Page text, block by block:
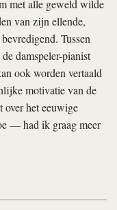
met alle geweld wilde
van zijn ellende,
Tussen
damspeler-pianist
ook worden vertaald
motivatie van de
het eeuwige
— had ik graag meer